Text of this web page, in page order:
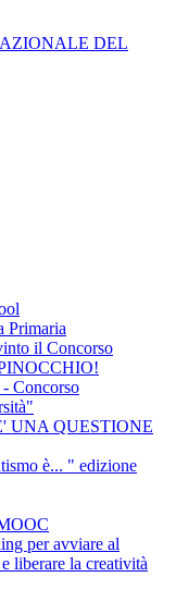
DEL
Primaria
il Concorso
- Concorso
UNA QUESTIONE
è... " edizione
per avviare al
liberare la creatività